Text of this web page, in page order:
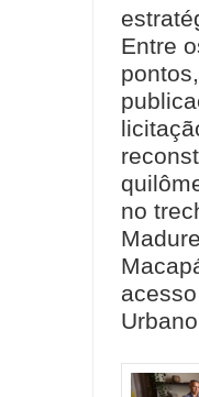
Entre
no